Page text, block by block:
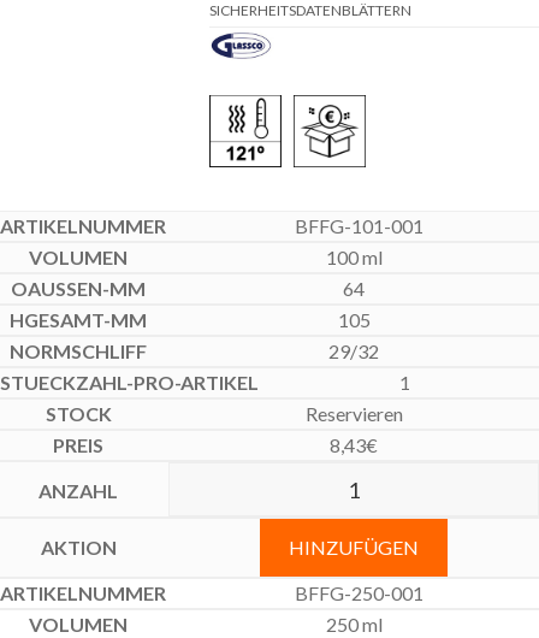
SICHERHEITSDATENBLÄTTERN
BFFG-101-001
100 ml
64
105
29/32
1
Reservieren
8,43€
HINZUFÜGEN
BFFG-250-001
250 ml